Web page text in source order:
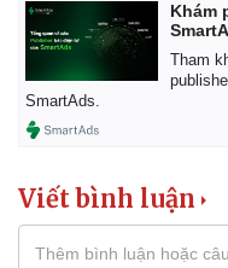
Khám
Tham
SmartAds.
Viết bình luận